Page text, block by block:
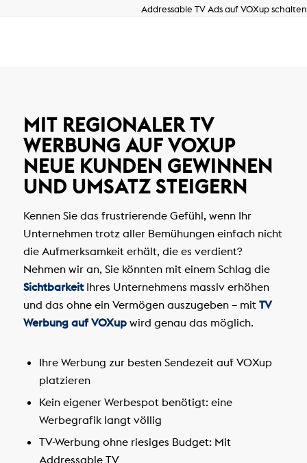
Addressable TV Ads auf VOXup schalten
MIT REGIONALERTV
WERBUNG AUF VOXUP
NEUE KUNDEN GEWINNEN
UND UMSATZ STEIGERN
Kennen Sie das frustrierende Gefühl, wenn Ihr
Unternehmen trotz aller Bemühungen einfach nicht
die Aufmerksamkeit erhält, die es verdient?
Nehmen wir an, Sie könnten mit einem Schlag die
SichtbarkeitIhres Unternehmens massiv erhöhen
und das ohne ein Vermögen auszugeben – mit TV
Werbung auf VOXupwird genau das möglich.
Ihre Werbung zur besten Sendezeit auf VOXup
platzieren
Kein eigener Werbespot benötigt: eine
Werbegrafik langt völlig
TV-Werbung ohne riesiges Budget: Mit
Addressable TV